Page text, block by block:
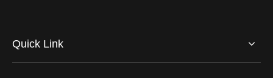
Quick Link